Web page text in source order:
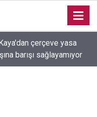
çerçeve yasa
barışı sağlayamıyor
ücretlerine zam